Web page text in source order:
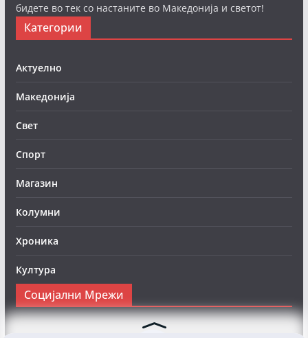
бидете во тек со настаните во Македонија и светот!
Категории
Актуелно
Македонија
Свет
Спорт
Магазин
Колумни
Хроника
Култура
Социјални Мрежи